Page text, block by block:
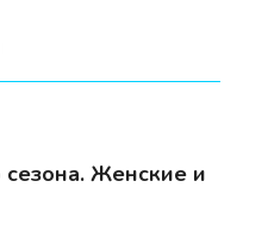
Женские и